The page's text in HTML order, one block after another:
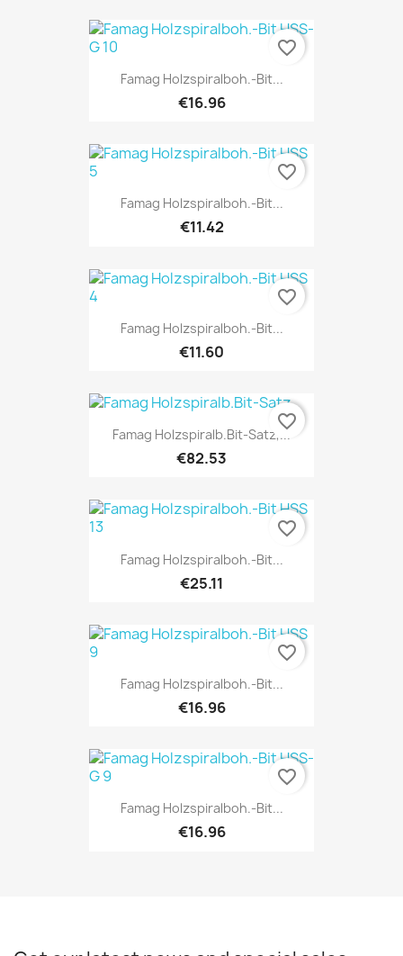
Famag Holzspiralboh.-Bit...
€16.96
favorite_border
Famag Holzspiralboh.-Bit...
€11.42
favorite_border
Famag Holzspiralboh.-Bit...
€11.60
favorite_border
Famag Holzspiralb.Bit-Satz,...
€82.53
favorite_border
Famag Holzspiralboh.-Bit...
€25.11
favorite_border
Famag Holzspiralboh.-Bit...
€16.96
favorite_border
Famag Holzspiralboh.-Bit...
€16.96
favorite_border